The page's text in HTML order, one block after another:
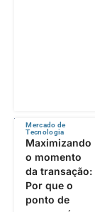
Mercado de
Tecnologia
Maximizando
o momento
da transação:
Por que o
ponto de